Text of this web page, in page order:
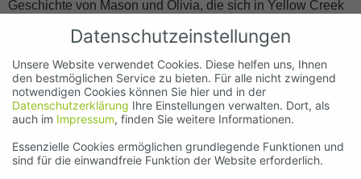
Geschichte von Mason und Olivia, die sich in Yellow Creek
Olivia erwartet sich viel von ihrem neuen Job in New York,
landet aber durch kuriose Umstände in einer Kleinöde in
Utah. Dort trifft sie auf Mason, ihren neuen Vorgesetzten,
und die beiden erleben romantische und liebevolle
Ereignisse.
Das Hörbuch erscheint im Hörbuch Hamburg Verlag.
Datenschutzeinstellungen
Unsere Website verwendet Cookies. Diese helfen uns, Ihnen
den bestmöglichen Service zu bieten. Für alle nicht zwingend
notwendigen Cookies können Sie hier und in der
Datenschutzerklärung Ihre Einstellungen verwalten. Dort, als
auch im Impressum, finden Sie weitere Informationen.
Essenzielle Cookies ermöglichen grundlegende Funktionen und
sind für die einwandfreie Funktion der Website erforderlich.